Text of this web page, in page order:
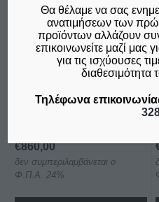
ΨΥΓΕΙΟ ΣΑΛΑΤΩΝ
ΕΠΙΤΡΑΠΕΖΙΟ FAGOR
€860,00
δεν συμπεριλαμβάνεται ο
Φ.Π.Α. 24%
Θα θέλαμε να σας
ανατιμήσεων των
προϊόντων αλλάζουν
επικοινωνείτε μαζί μας
για τις ισχύουσες
διαθεσιμότητα
Τηλέφωνα